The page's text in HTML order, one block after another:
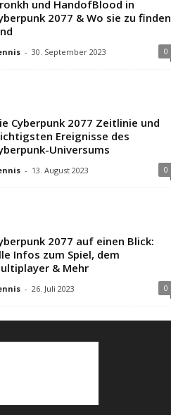
und HandofBlood in
2077 & Wo sie zu finden
- 30. September 2023 0
Cyberpunk 2077 Zeitlinie und
Ereignisse des
Universums
- 13. August 2023 0
2077 auf einen Blick:
Infos zum Spiel, dem
& Mehr
- 26. Juli 2023 0